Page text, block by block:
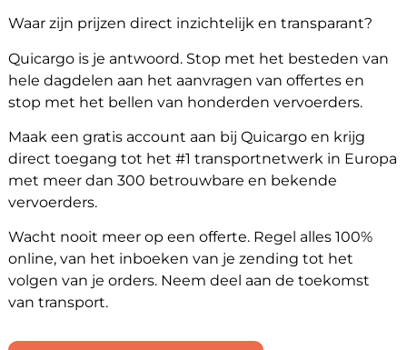
Waar zijn prijzen direct inzichtelijk en transparant?
Quicargo is je antwoord. Stop met het besteden van
hele dagdelen aan het aanvragen van offertes en
stop met het bellen van honderden vervoerders.
Maak een gratis account aan bij Quicargo en krijg
direct toegang tot het #1 transportnetwerk in Europa
met meer dan 300 betrouwbare en bekende
vervoerders.
Wacht nooit meer op een offerte. Regel alles 100%
online, van het inboeken van je zending tot het
volgen van je orders. Neem deel aan de toekomst
van transport.